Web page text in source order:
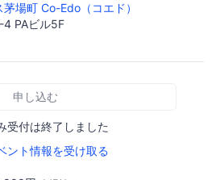
場町 Co-Edo（コエド）
PAビル5F
申し込む
受付は終了しました
ント情報を受け取る